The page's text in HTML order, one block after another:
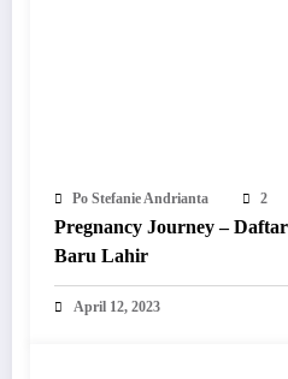
Po Stefanie Andrianta 2
Pregnancy Journey –
Baru Lahir
April 12, 2023